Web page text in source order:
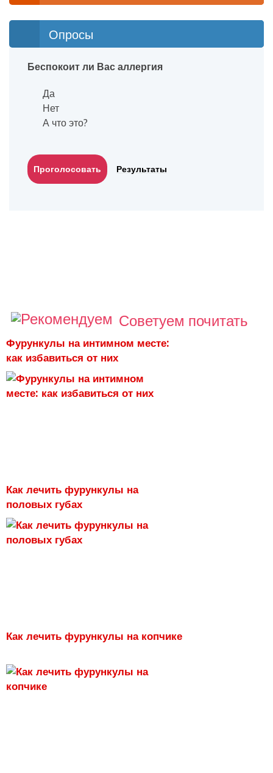
Опросы
Беспокоит ли Вас аллергия
Да
Нет
А что это?
Результаты
Советуем почитать
Фурункулы на интимном месте:
как избавиться от них
Как лечить фурункулы на
половых губах
Как лечить фурункулы на копчике